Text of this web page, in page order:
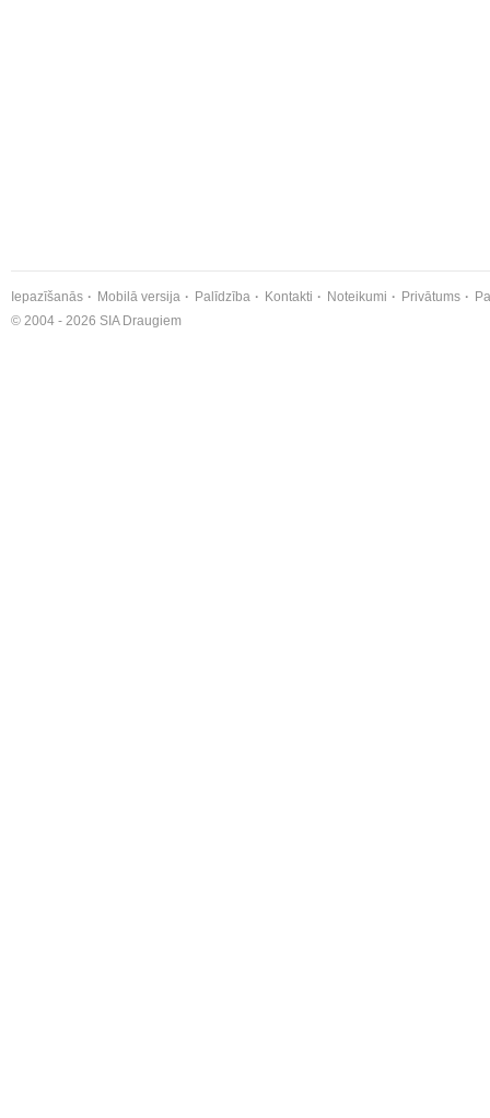
Iepazīšanās Mobilā versija Palīdzība Kontakti Noteikumi Privātums
© 2004 - 2026 SIA Draugiem